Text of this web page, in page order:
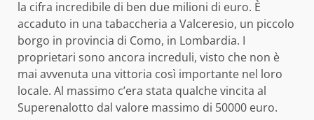
la cifra incredibile di ben due milioni di euro. È
accaduto in una tabaccheria a Valceresio, un piccolo
borgo in provincia di Como, in Lombardia. I
proprietari sono ancora increduli, visto che non è
mai avvenuta una vittoria così importante nel loro
locale. Al massimo c’era stata qualche vincita al
Superenalotto dal valore massimo di 50000 euro.